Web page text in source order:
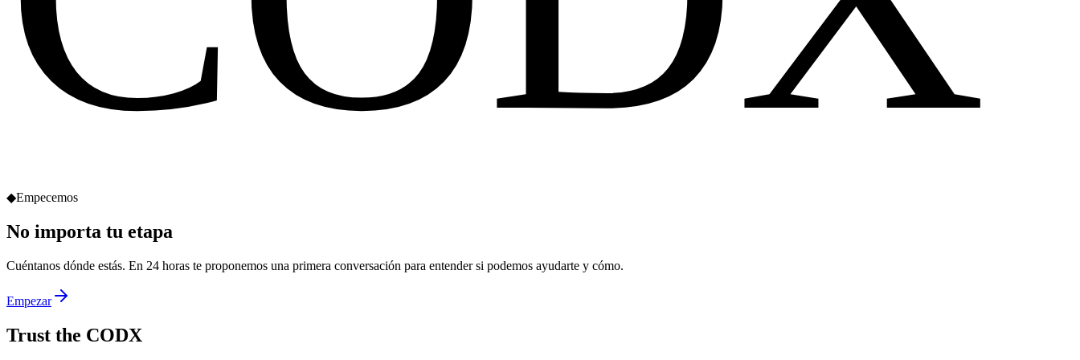
◆Empecemos
No importa tu etapa
Cuéntanos dónde estás. En 24 horas te proponemos una primera conversación para entender si podemos ayudarte y cómo.
Empezar
Trust the CODX